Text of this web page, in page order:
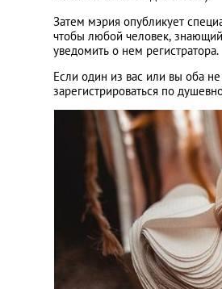
Затем мэрия опубликует
чтобы любой человек,
уведомить о нем регистратора.
Если один из вас или вы оба
зарегистрироваться по